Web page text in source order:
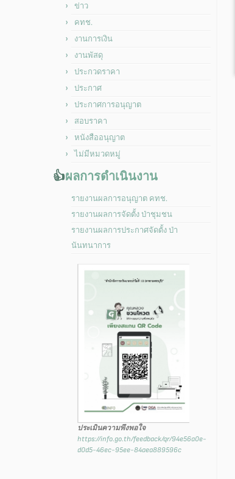
ข่าว
คทช.
งานการเงิน
งานพัสดุ
ประกวดราคา
ประกาศ
ประกาศการอนุญาต
สอบราคา
หนังสืออนุญาต
ไม่มีหมวดหมู่
👍ผลการดำเนินงาน
รายงานผลการอนุญาต คทช.
รายงานผลการจัดตั้ง ป่าชุมชน
รายงานผลการประกาศจัดตั้ง ป่า
นันทนาการ
ประเมินความพึงพอใจ
https://info.go.th/feedback/qr/94e56a0e-
d0d5-46ec-95ee-84aea889596c